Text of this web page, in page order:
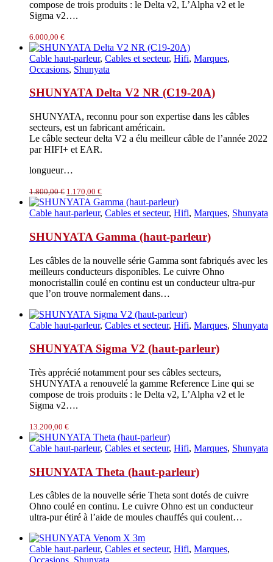
compose de trois produits : le Delta v2, L’Alpha v2 et le
Sigma v2….
6.000,00 €
Cable haut-parleur, Cables et secteur, Hifi, Marques,
Occasions, Shunyata
SHUNYATA Delta V2 NR (C19-20A)
SHUNYATA, reconnu pour son expertise dans les câbles
secteurs, est un fabricant américain.
Le câble secteur delta V2 a élu meilleur câble de l’année 2022
par HIFI+ et EAR.
longueur…
1.800,00€ Le
prix
initial
était :
1.170,00 €Le
prix
actuel
est :
Cable haut-parleur, Cables et secteur, Hifi, Marques, Shunyata
SHUNYATA Gamma (haut-parleur)
Les câbles de la nouvelle série Gamma sont fabriqués avec les
meilleurs conducteurs disponibles. Le cuivre Ohno
monocristallin coulé en continu est un conducteur ultra-pur
que l’on trouve normalement dans…
Cable haut-parleur, Cables et secteur, Hifi, Marques, Shunyata
SHUNYATA Sigma V2 (haut-parleur)
Très apprécié notamment pour ses câbles secteurs,
SHUNYATA a renouvelé la gamme Reference Line qui se
compose de trois produits : le Delta v2, L’Alpha v2 et le
Sigma v2….
13.200,00 €
Cable haut-parleur, Cables et secteur, Hifi, Marques, Shunyata
SHUNYATA Theta (haut-parleur)
Les câbles de la nouvelle série Theta sont dotés de cuivre
Ohno coulé en continu. Le cuivre Ohno est un conducteur
ultra-pur étiré à l’aide de moules chauffés qui coulent…
Cable haut-parleur, Cables et secteur, Hifi, Marques,